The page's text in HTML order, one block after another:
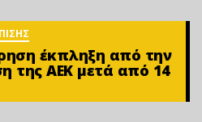
έκπληξη από την
της ΑΕΚ μετά από 14